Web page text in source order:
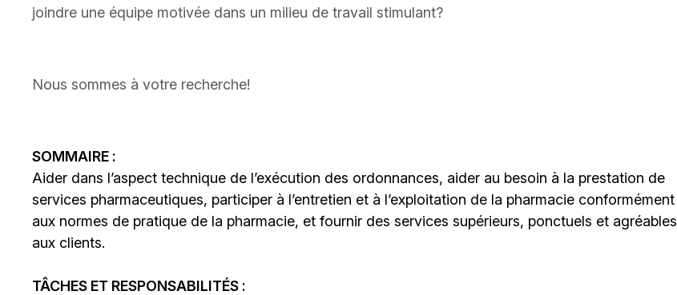
joindre une équipe motivée dans un milieu de travail stimulant?
Nous sommes à votre recherche!
SOMMAIRE :
Aider dans l’aspect technique de l’exécution des ordonnances, aider au besoin à la prestation de
services pharmaceutiques, participer à l’entretien et à l’exploitation de la pharmacie conformément
aux normes de pratique de la pharmacie, et fournir des services supérieurs, ponctuels et agréables
aux clients.
TÂCHES ET RESPONSABILITÉS :